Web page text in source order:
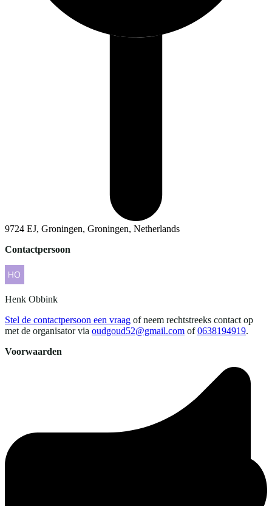
9724 EJ, Groningen, Groningen, Netherlands
Contactpersoon
Henk Obbink
Stel de contactpersoon een vraag of neem rechtstreeks contact op
met de organisator via oudgoud52@gmail.com of 0638194919.
Voorwaarden